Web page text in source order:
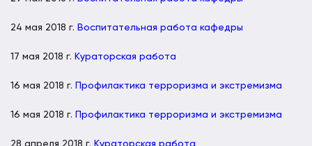
24 мая 2018 г. Воспитательная работа кафедры
17 мая 2018 г. Кураторская работа
16 мая 2018 г. Профилактика терроризма и экстремизма
16 мая 2018 г. Профилактика терроризма и экстремизма
28 апреля 2018 г. Кураторская работа